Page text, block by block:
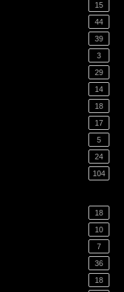
15
44
39
3
29
14
18
17
5
24
104
18
10
7
36
18